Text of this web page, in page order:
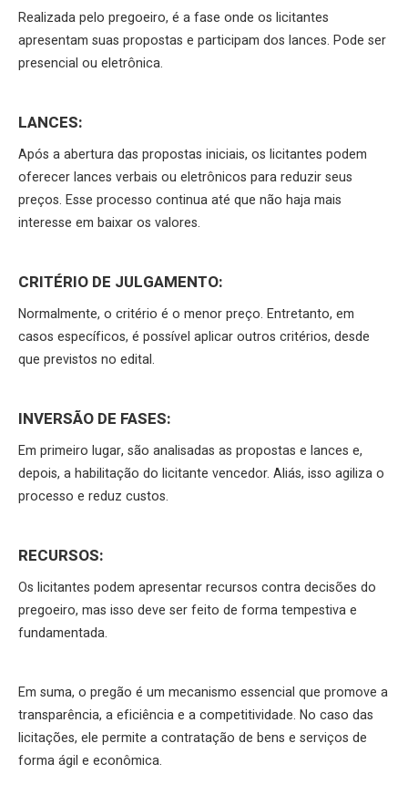
Realizada pelo pregoeiro, é a fase onde os licitantes
apresentam suas propostas e participam dos lances. Pode ser
presencial ou eletrônica.
LANCES:
Após a abertura das propostas iniciais, os licitantes podem
oferecer lances verbais ou eletrônicos para reduzir seus
preços. Esse processo continua até que não haja mais
interesse em baixar os valores.
CRITÉRIO DE JULGAMENTO:
Normalmente, o critério é o menor preço. Entretanto, em
casos específicos, é possível aplicar outros critérios, desde
que previstos no edital.
INVERSÃO DE FASES:
Em primeiro lugar, são analisadas as propostas e lances e,
depois, a habilitação do licitante vencedor. Aliás, isso agiliza o
processo e reduz custos.
RECURSOS:
Os licitantes podem apresentar recursos contra decisões do
pregoeiro, mas isso deve ser feito de forma tempestiva e
fundamentada.
Em suma, o pregão é um mecanismo essencial que promove a
transparência, a eficiência e a competitividade. No caso das
licitações, ele permite a contratação de bens e serviços de
forma ágil e econômica.